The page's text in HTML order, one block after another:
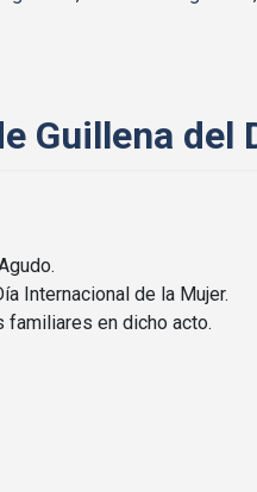
Guillena del
Internacional de la Mujer.
familiares en dicho acto.